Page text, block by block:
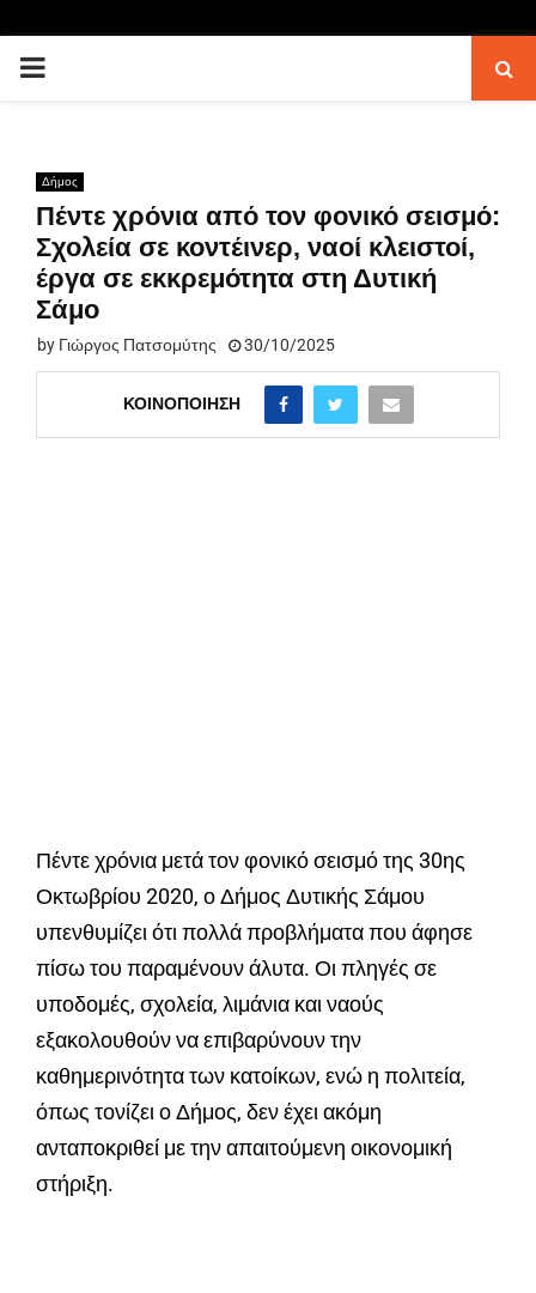
PRIMARY
Δήμος
Πέντε χρόνια από τον φονικό σεισμό:
Σχολεία σε κοντέινερ, ναοί κλειστοί,
έργα σε εκκρεμότητα στη Δυτική
Σάμο
by Γιώργος Πατσομύτης 30/10/2025
ΚΟΙΝΟΠΟΊΗΣΗ
Πέντε χρόνια μετά τον φονικό σεισμό της 30ης
Οκτωβρίου 2020, ο Δήμος Δυτικής Σάμου
υπενθυμίζει ότι πολλά προβλήματα που άφησε
πίσω του παραμένουν άλυτα. Οι πληγές σε
υποδομές, σχολεία, λιμάνια και ναούς
εξακολουθούν να επιβαρύνουν την
καθημερινότητα των κατοίκων, ενώ η πολιτεία,
όπως τονίζει ο Δήμος, δεν έχει ακόμη
ανταποκριθεί με την απαιτούμενη οικονομική
στήριξη.